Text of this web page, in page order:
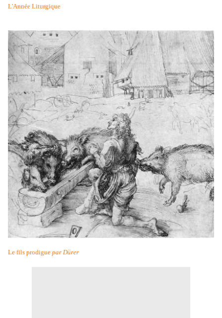
L'Année Liturgique
Le fils prodigue par Dürer